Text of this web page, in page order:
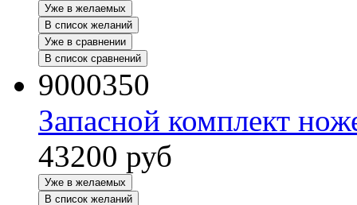
Уже в желаемых
В список желаний
Уже в сравнении
В список сравнений
9000350
Запасной комплект
43200 руб
Уже в желаемых
В список желаний